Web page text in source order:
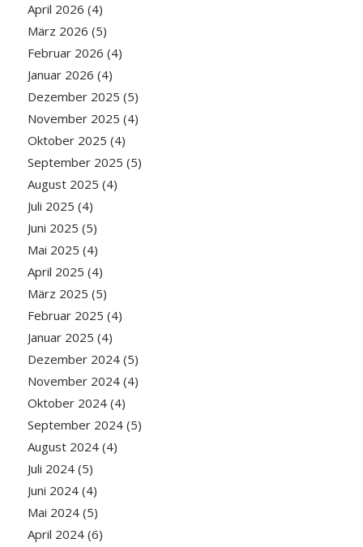
April 2026 (4)
März 2026 (5)
Februar 2026 (4)
Januar 2026 (4)
Dezember 2025 (5)
November 2025 (4)
Oktober 2025 (4)
September 2025 (5)
August 2025 (4)
Juli 2025 (4)
Juni 2025 (5)
Mai 2025 (4)
April 2025 (4)
März 2025 (5)
Februar 2025 (4)
Januar 2025 (4)
Dezember 2024(5)
November 2024(4)
Oktober 2024(4)
September 2024(5)
August 2024(4)
Juli 2024(5)
Juni 2024(4)
Mai 2024(5)
April 2024(6)